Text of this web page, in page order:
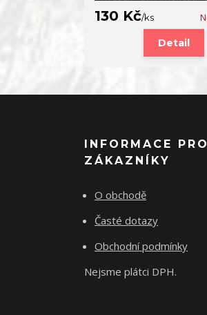
130 Kč/ks
Detail
INFORMACE PRO
ZÁKAZNÍKY
O obchodě
Časté dotazy
Obchodní podmínky
Nejsme plátci DPH.